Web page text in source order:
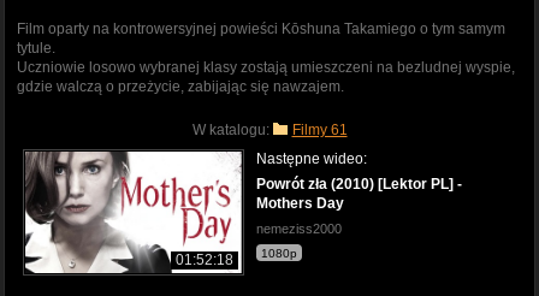
Film oparty na kontrowersyjnej powieści Kōshuna Takamiego o tym samym
tytule.
Uczniowie losowo wybranej klasy zostają umieszczeni na bezludnej wyspie,
gdzie walczą o przeżycie, zabijając się nawzajem.
W katalogu: Filmy 61
01:52:18
Następne wideo:
Powrót zła (2010) [Lektor PL] -
Mothers Day
nemeziss2000
1080p